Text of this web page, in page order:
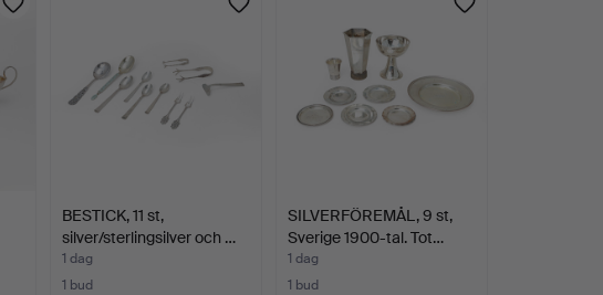
BESTICK, 11 st,
silver/sterlingsilver och …
1 dag
1 bud
SILVERFÖREMÅL, 9 st,
Sverige 1900-tal. Tot…
1 dag
1 bud